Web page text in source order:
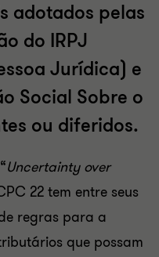
adotados pelas
do IRPJ
Jurídica) e
Social Sobre o
ou diferidos.
Uncertainty over
22 tem entre seus
regras para a
que possam